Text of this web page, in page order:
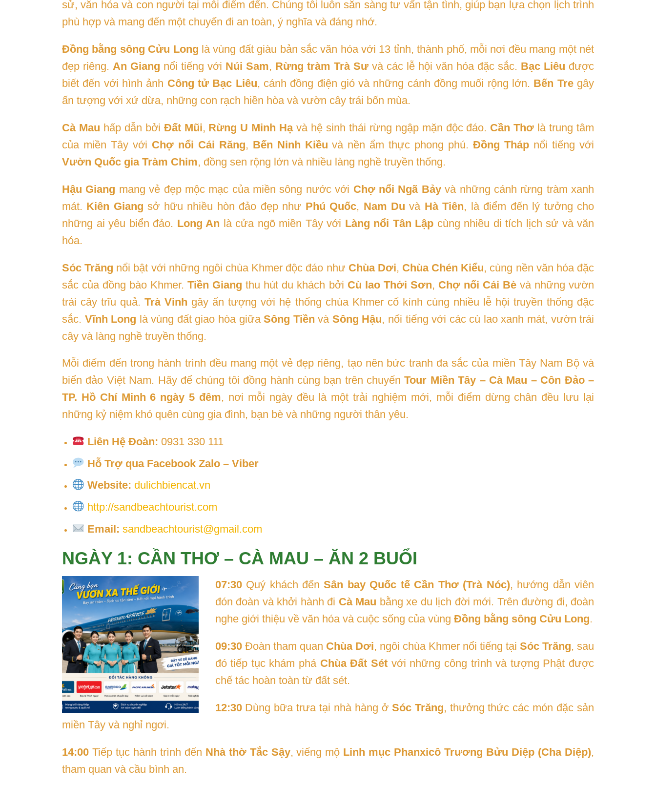
sử, văn hóa và con người tại mỗi điểm đến. Chúng tôi luôn sẵn sàng tư vấn tận tình, giúp bạn lựa chọn lịch trình
phù hợp và mang đến một chuyến đi an toàn, ý nghĩa và đáng nhớ.
Đồng bằng sông Cửu Long là vùng đất giàu bản sắc văn hóa với 13 tỉnh, thành phố, mỗi nơi đều mang một nét
đẹp riêng. An Giang nổi tiếng với Núi Sam, Rừng tràm Trà Sư và các lễ hội văn hóa đặc sắc. Bạc Liêu được
biết đến với hình ảnh Công tử Bạc Liêu, cánh đồng điện gió và những cánh đồng muối rộng lớn. Bến Tregây
ấn tượng với xứ dừa, những con rạch hiền hòa và vườn cây trái bốn mùa.
Cà Mau hấp dẫn bởi Đất Mũi, Rừng U Minh Hạvà hệ sinh thái rừng ngập mặn độc đáo. Cần Thơ là trung tâm
của miền Tây với Chợ nổi Cái Răng, Bến Ninh Kiều và nền ẩm thực phong phú.Đồng Tháp nổi tiếng với
Vườn Quốc gia Tràm Chim, đồng sen rộng lớn và nhiều làng nghề truyền thống.
Hậu Giang mang vẻ đẹp mộc mạc của miền sông nước với Chợ nổi Ngã Bảyvà những cánh rừng tràm xanh
mát. Kiên Giang sở hữu nhiều hòn đảo đẹp như Phú Quốc, Nam Du và Hà Tiên, là điểm đến lý tưởng cho
những ai yêu biển đảo. Long An là cửa ngõ miền Tây với Làng nổi Tân Lập cùng nhiều di tích lịch sử và văn
hóa.
Sóc Trăng nổi bật với những ngôi chùa Khmer độc đáo như Chùa Dơi, Chùa Chén Kiểu, cùng nền văn hóa đặc
sắc của đồng bào Khmer.Tiền Giang thu hút du khách bởi Cù lao Thới Sơn, Chợ nổi Cái Bèvà những vườn
trái cây trĩu quả.Trà Vinh gây ấn tượng với hệ thống chùa Khmer cổ kính cùng nhiều lễ hội truyền thống đặc
sắc. Vĩnh Long là vùng đất giao hòa giữaSông Tiền và Sông Hậu, nổi tiếng với các cù lao xanh mát, vườn trái
cây và làng nghề truyền thống.
Mỗi điểm đến trong hành trình đều mang một vẻ đẹp riêng, tạo nên bức tranh đa sắc của miền Tây Nam Bộ và
biển đảo Việt Nam. Hãy để chúng tôi đồng hành cùng bạn trên chuyếnTour Miền Tây – Cà Mau – Côn Đảo –
TP. Hồ Chí Minh 6 ngày 5 đêm, nơi mỗi ngày đều là một trải nghiệm mới, mỗi điểm dừng chân đều lưu lại
những kỷ niệm khó quên cùng gia đình, bạn bè và những người thân yêu.
Liên Hệ Đoàn: 0931 330 111
Hỗ Trợ qua Facebook Zalo – Viber
Website: dulichbiencat.vn
http://sandbeachtourist.com
Email: sandbeachtourist@gmail.com
NGÀY 1: CẦN THƠ – CÀ MAU – ĂN 2 BUỔI
07:30Quý khách đếnSân bay Quốc tế Cần Thơ (Trà Nóc), hướng dẫn viên
đón đoàn và khởi hành đi Cà Mau bằng xe du lịch đời mới. Trên đường đi, đoàn
nghe giới thiệu về văn hóa và cuộc sống của vùng Đồng bằng sông Cửu Long.
09:30Đoàn tham quan Chùa Dơi, ngôi chùa Khmer nổi tiếng tại Sóc Trăng, sau
đó tiếp tục khám phá Chùa Đất Sét với những công trình và tượng Phật được
chế tác hoàn toàn từ đất sét.
12:30Dùng bữa trưa tại nhà hàng ở Sóc Trăng, thưởng thức các món đặc sản
miền Tây và nghỉ ngơi.
14:00 Tiếp tục hành trình đến Nhà thờ Tắc Sậy, viếng mộ Linh mục Phanxicô Trương Bửu Diệp (Cha Diệp),
tham quan và cầu bình an.